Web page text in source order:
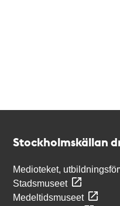
Stockholmskällan
Medioteket,
Stadsmuseet
Medeltidsmuseet